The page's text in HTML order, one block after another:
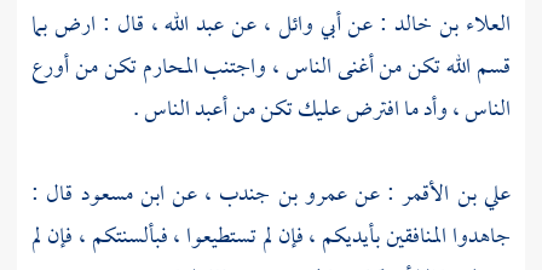
العلاء بن خالد : عنأبي وائل، عنعبد الله، قال : ارض بما
قسم الله تكن من أغنى الناس ، واجتنب المحارم تكن من أورع
الناس ، وأد ما افترض عليك تكن من أعبد الناس .
علي بن الأقمر : عنعمرو بن جندب ، عنابن مسعود قال :
جاهدوا المنافقين بأيديكم ، فإن لم تستطيعوا ، فبألسنتكم ، فإن لم